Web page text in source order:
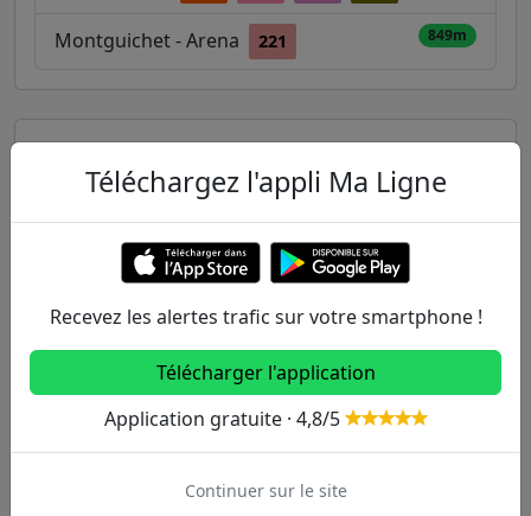
Montguichet - Arena 221 849m
Autres lignes
Metro
2 3 3B 4
5 6 7 7B 8
9 10 11 12 13
14
Téléchargez l'appli Ma Ligne
Recevez les alertes trafic sur votre smartphone !
Télécharger l'application
Application gratuite · 4,8/5
Continuer sur le site